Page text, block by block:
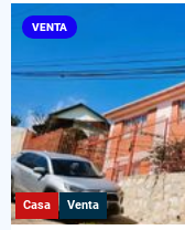
VENTA
Casa Venta